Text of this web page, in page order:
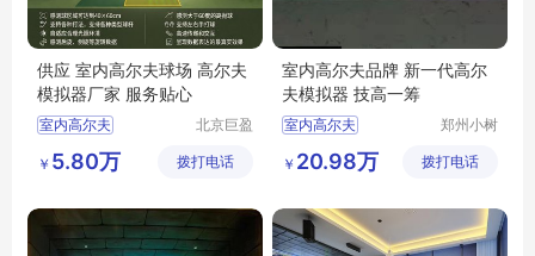
供应 室内高尔夫球场 高尔夫
模拟器厂家 服务贴心
室内高尔夫
北京巨盈
有限公司
￥ 5.80万 拨打电话
室内高尔夫品牌 新一代高尔
夫模拟器 技高一筹
室内高尔夫
室内模拟高尔夫
高尔夫设备
郑州小树
有限公司
￥ 20.98万 拨打电话